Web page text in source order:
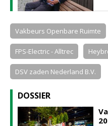
Vakbeurs Openbare Ruimte
FPS-Electric - Alltrec
DSV zaden Nederland B.V.
DOSSIER